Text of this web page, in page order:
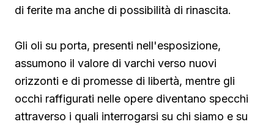
di ferite ma anche di possibilità di rinascita.
Gli oli su porta, presenti nell'esposizione,
assumono il valore di varchi verso nuovi
orizzonti e di promesse di libertà, mentre gli
occhi raffigurati nelle opere diventano specchi
attraverso i quali interrogarsi su chi siamo e su